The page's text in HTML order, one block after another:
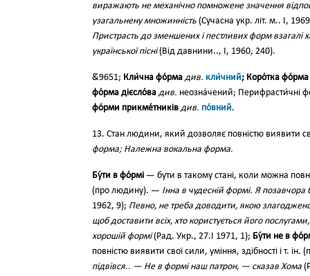
виражають не механічно помножене значення
узагальнену множинність (Сучасна укр. літ. м.. І,
Пристрасть до зменшених і пестливих форм взагалі
української пісні(Від давнини.., І, 1960, 240).
&́9651; Кли́чна фо́рма див. кли́чний; Коро́тка
фо́рма дієсло́ва див. неозна́чений; Перифрасти́чні
фо́рми прикме́тників див. по́вний.
13. Стан людини, який дозволяє повністю виявити
форма; Належна вокальна форма.
Бу́ти в фо́рмі — бути в такому стані, коли можна
(про людину). — Інна в чудесній формі. Я
1962, 9); Певно, не треба доводити, якою
щоб доставити всіх, хто користується його
хорошій формі(Рад. Укр., 27.I 1971, 1); Бу́ти не в
повністю виявити свої сили, уміння, здібності і т.
підвівся.. — Не в формі наш патрон, — сказав Хома